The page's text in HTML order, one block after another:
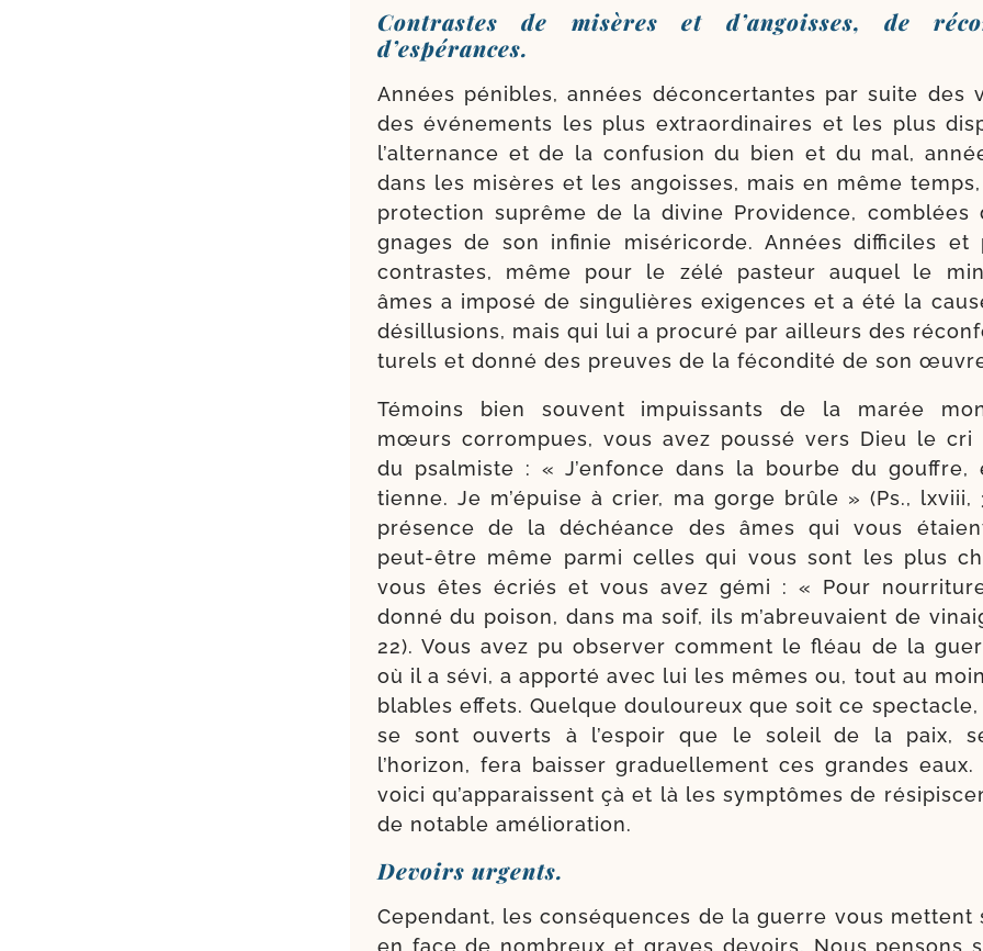
Contrastes de misères et d’angoisses, de
d’espérances.
Années pénibles, années décon­cer­tantes par suite des
des évé­ne­ments les plus extra­or­di­naires et les plus
l’alter­nance et de la confu­sion du bien et du mal,
dans les misères et les angoisses, mais en même
pro­tec­tion suprême de la divine Providence,
gnages de son infi­nie misé­ri­corde. Années dif­fi­ciles et
contrastes, même pour le zélé pas­teur auquel le
âmes a impo­sé de sin­gulières exi­gences et a été la
dés­illu­sions, mais qui lui a pro­cu­ré par ailleurs des
tu­rels et don­né des preuves de la fécon­di­té de son
Témoins bien sou­vent impuis­sants de la marée
mœurs cor­rom­pues, vous avez pous­sé vers Dieu le cri
du psal­miste : « J’enfonce dans la bourbe du
tienne. Je m’épuise à crier, ma gorge brûle » (Ps., lxviii,
pré­sence de la déchéance des âmes qui vous
peut-​être même par­mi celles qui vous sont les plus
vous êtes écriés et vous avez gémi : « Pour
don­né du poi­son, dans ma soif, ils m’abreuvaient de
22). Vous avez pu obser­ver com­ment le fléau de la
où il a sévi, a appor­té avec lui les mêmes ou, tout au
blables effets. Quelque dou­lou­reux que soit ce
se sont ouverts à l’espoir que le soleil de la paix,
l’horizon, fera bais­ser gra­duel­le­ment ces grandes
voi­ci qu’appa­raissent çà et là les symp­tômes de
de notable amélioration.
Devoirs urgents.
Cependant, les consé­quences de la guerre vous mettent
en face de nom­breux et graves devoirs. Nous pen­sons